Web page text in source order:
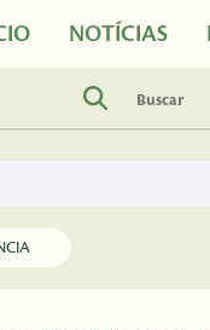
NOTÍCIAS